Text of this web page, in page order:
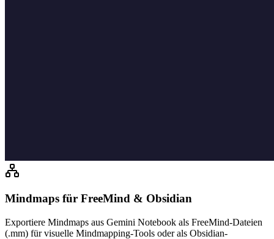
Mindmaps für FreeMind & Obsidian
Exportiere Mindmaps aus Gemini Notebook als FreeMind-Dateien
(.mm) für visuelle Mindmapping-Tools oder als Obsidian-